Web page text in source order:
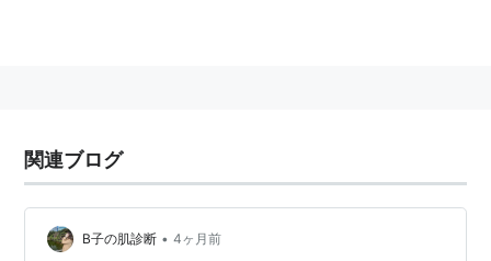
関連ブログ
B子の肌診断 • 4ヶ月前